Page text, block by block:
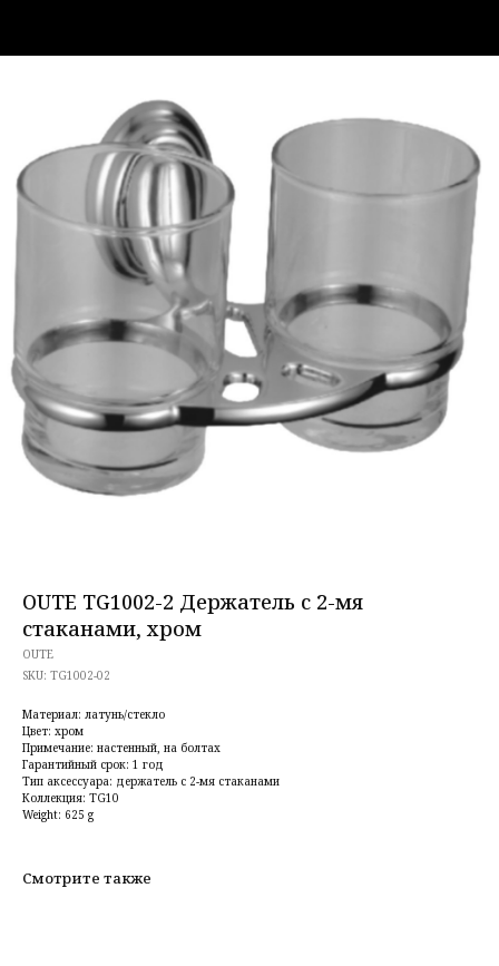
OUTE TG1002-2 Держатель с 2-мя
стаканами, хром
OUTE
SKU: TG1002-02
Материал: латунь/стекло
Цвет: хром
Примечание: настенный, на болтах
Гарантийный срок: 1 год
Тип аксессуара: держатель с 2-мя стаканами
Коллекция: TG10
Weight: 625 g
Смотрите также